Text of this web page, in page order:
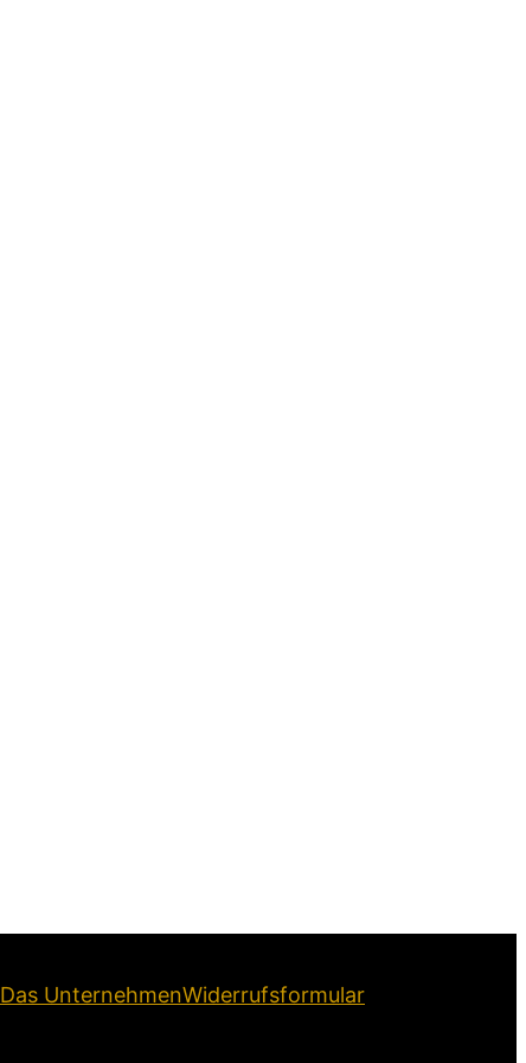
Das UnternehmenWiderrufsformular